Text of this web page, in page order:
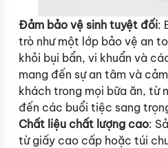
Đảm bảo vệ sinh tuyệt đối:
trò như một lớp bảo vệ an
khỏi bụi bẩn, vi khuẩn và
mang đến sự an tâm và
khách trong mọi bữa ăn, từ
đến các buổi tiệc sang
Chất liệu chất lượng cao:
từ giấy cao cấp hoặc túi